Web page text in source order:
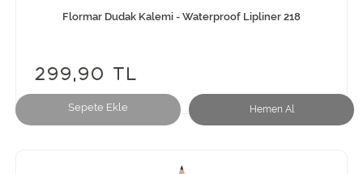
Sepete Ekle Hemen Al
Flormar Dudak Kalemi - Waterproof Lipliner 218
299,90 TL